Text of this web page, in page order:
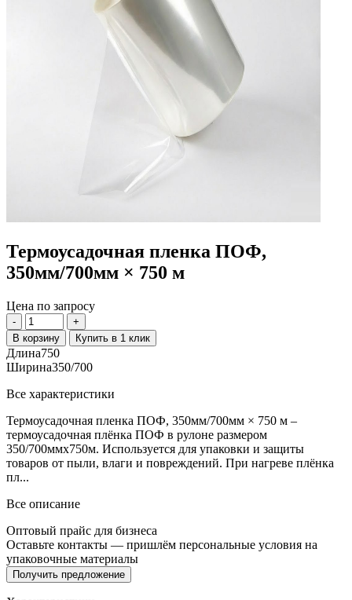
Термоусадочная пленка ПОФ,
350мм/700мм × 750 м
Цена по запросу
-
+
В корзину
Купить в 1 клик
Длина750
Ширина350/700
Все характеристики
Термоусадочная пленка ПОФ, 350мм/700мм × 750 м –
термоусадочная плёнка ПОФ в рулоне размером
350/700ммx750м. Используется для упаковки и защиты
товаров от пыли, влаги и повреждений. При нагреве плёнка
пл...
Все описание
Оптовый прайс для бизнеса
Оставьте контакты — пришлём персональные условия на
упаковочные материалы
Получить предложение